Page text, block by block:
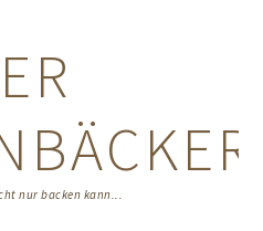
nur backen kann...